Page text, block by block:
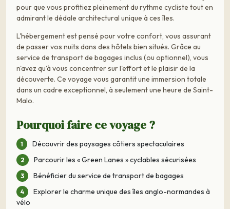
pour que vous profitiez pleinement du rythme cycliste tout en
admirant le dédale architectural unique à ces îles.
L'hébergement est pensé pour votre confort, vous assurant
de passer vos nuits dans des hôtels bien situés. Grâce au
service de transport de bagages inclus (ou optionnel), vous
n'avez qu'à vous concentrer sur l'effort et le plaisir de la
découverte. Ce voyage vous garantit une immersion totale
dans un cadre exceptionnel, à seulement une heure de Saint-
Malo.
Pourquoi faire ce voyage ?
Découvrir des paysages côtiers spectaculaires
Parcourir les « Green Lanes » cyclables sécurisées
Bénéficier du service de transport de bagages
Explorer le charme unique des îles anglo-normandes à
vélo